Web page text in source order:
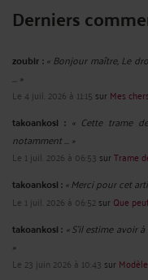
Derniers
zoubir : « Bonjour maître, Le
... »
Le 4 juil. 2026 à 11:15 sur Mes
takoankosi : « Cette trame
notamment ... »
Le 1 juil. 2026 à 06:53 surTrame
takoankosi :« Merci pour cet
Le 1 juil. 2026 à 06:52sur Que
takoankosi : « S’il estime avoir
»
Le 23 juin 2026 à 10:43 sur